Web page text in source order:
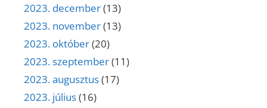
2023. december(13)
2023. november(13)
2023. október(20)
2023. szeptember(11)
2023. augusztus(17)
2023. július(16)